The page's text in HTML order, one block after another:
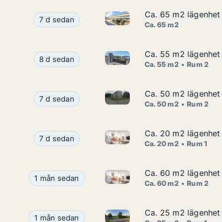
Ca. 65 m2 lägenhet att hyra i Kungälv, Ytterby,
7 d sedan Ca. 65 m2 lägenhet att hyra i
Ca. 65 m2
Ca. 65 m2
Ca. 65 m2
Ca. 55 m2 lägenhet att hyra i Kungälv, Fräkne
8 d sedan Ca. 55 m2 lägenhet att hyra i
Ca. 55 m2
Ca. 55 m2
Ca. 55 m2 Rum 2
Ca. 50 m2 lägenhet att hyra i Kungälv, Olles gata
7 d sedan Ca. 50 m2 lägenhet att hyra i
Ca. 50 m2
Ca. 50 m2
Ca. 50 m2 Rum 2
Ca. 20 m2 lägenhet att hyra i Kungälv,
7 d sedan Ca. 20 m2 lägenhet att hyra i
Ca. 20 m2
Ca. 20 m2
Ca. 20 m2 Rum 1
Ca. 60 m2 lägenhet att hyra i Kungälv, Kärna,
1 mån sedan Ca. 60 m2 lägenhet att hyra i
Ca. 60 m2
Ca. 60 m2
Ca. 60 m2 Rum 2
Ca. 25 m2 lägenhet att hyra i Kungälv, Truckgatan
1 mån sedan Ca. 25 m2 lägenhet att hyra i
Ca. 25 m2
Ca. 25 m2